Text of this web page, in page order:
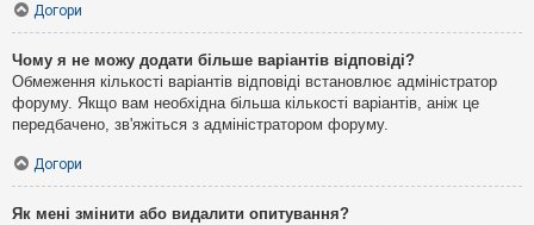
Догори
Чому я не можу додати більше варіантів відповіді?
Обмеження кількості варіантів відповіді встановлює адміністратор
форуму. Якщо вам необхідна більша кількості варіантів, аніж це
передбачено, зв'яжіться з адміністратором форуму.
Догори
Як мені змінити або видалити опитування?